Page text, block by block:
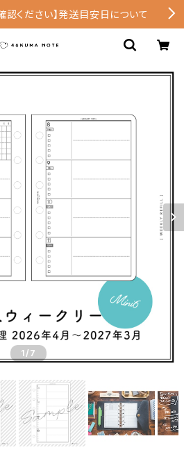
認ください】発送目安日について
1 /7